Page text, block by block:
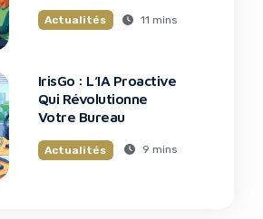
Actualités 11 mins
IrisGo : L’IA Proactive
Qui Révolutionne
Votre Bureau
Actualités 9 mins